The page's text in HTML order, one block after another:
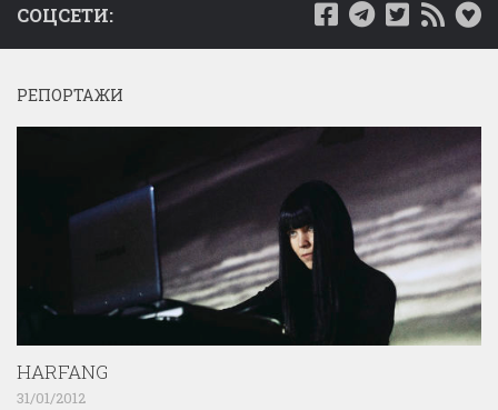
СОЦСЕТИ:
РЕПОРТАЖИ
HARFANG
31/01/2012